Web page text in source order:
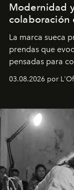
Modernidad
colaboración
La marca sueca
prendas que
pensadas para
03.08.2026 por